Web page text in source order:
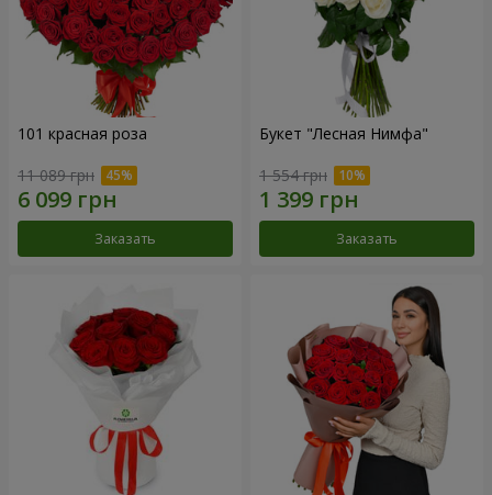
101 красная роза
11 089 грн
Заказать
Букет "Лесная Нимфа"
1 554 грн
Заказать